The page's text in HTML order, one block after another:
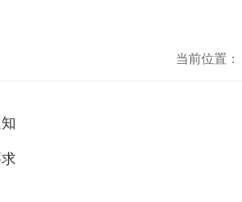
当前位置：